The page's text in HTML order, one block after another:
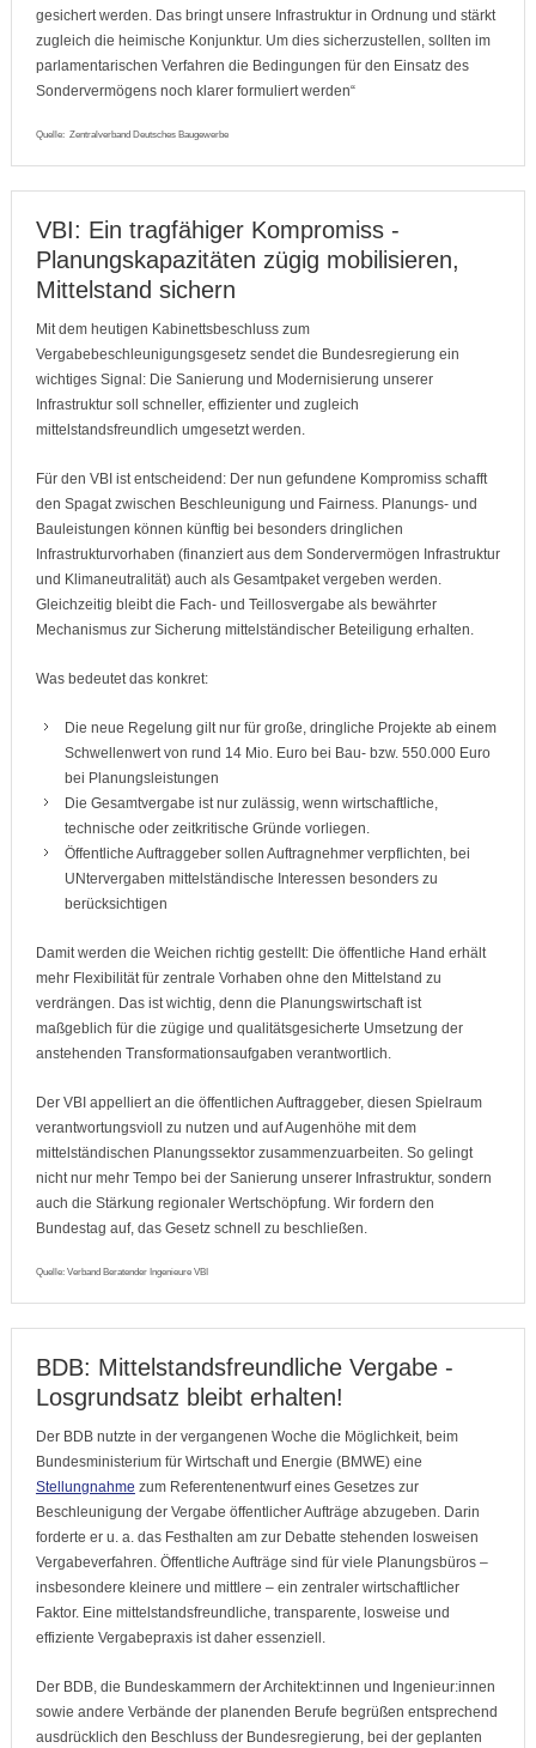
gesichert werden. Das bringt unsere Infrastruktur in Ordnung und stärkt
zugleich die heimische Konjunktur. Um dies sicherzustellen, sollten im
parlamentarischen Verfahren die Bedingungen für den Einsatz des
Sondervermögens noch klarer formuliert werden“
Quelle: Zentralverband Deutsches Baugewerbe
VBI: Ein tragfähiger Kompromiss -
Planungskapazitäten zügig mobilisieren,
Mittelstand sichern
Mit dem heutigen Kabinettsbeschluss zum
Vergabebeschleunigungsgesetz sendet die Bundesregierung ein
wichtiges Signal: Die Sanierung und Modernisierung unserer
Infrastruktur soll schneller, effizienter und zugleich
mittelstandsfreundlich umgesetzt werden.
Für den VBI ist entscheidend: Der nun gefundene Kompromiss schafft
den Spagat zwischen Beschleunigung und Fairness. Planungs- und
Bauleistungen können künftig bei besonders dringlichen
Infrastrukturvorhaben (finanziert aus dem Sondervermögen Infrastruktur
und Klimaneutralität) auch als Gesamtpaket vergeben werden.
Gleichzeitig bleibt die Fach- und Teillosvergabe als bewährter
Mechanismus zur Sicherung mittelständischer Beteiligung erhalten.
Was bedeutet das konkret:
Die neue Regelung gilt nur für große, dringliche Projekte ab einem
Schwellenwert von rund 14 Mio. Euro bei Bau- bzw. 550.000 Euro
bei Planungsleistungen
Die Gesamtvergabe ist nur zulässig, wenn wirtschaftliche,
technische oder zeitkritische Gründe vorliegen.
Öffentliche Auftraggeber sollen Auftragnehmer verpflichten, bei
UNtervergaben mittelständische Interessen besonders zu
berücksichtigen
Damit werden die Weichen richtig gestellt: Die öffentliche Hand erhält
mehr Flexibilität für zentrale Vorhaben ohne den Mittelstand zu
verdrängen. Das ist wichtig, denn die Planungswirtschaft ist
maßgeblich für die zügige und qualitätsgesicherte Umsetzung der
anstehenden Transformationsaufgaben verantwortlich.
Der VBI appelliert an die öffentlichen Auftraggeber, diesen Spielraum
verantwortungsvioll zu nutzen und auf Augenhöhe mit dem
mittelständischen Planungssektor zusammenzuarbeiten. So gelingt
nicht nur mehr Tempo bei der Sanierung unserer Infrastruktur, sondern
auch die Stärkung regionaler Wertschöpfung. Wir fordern den
Bundestag auf, das Gesetz schnell zu beschließen.
Quelle: Verband Beratender Ingenieure VBI
BDB: Mittelstandsfreundliche Vergabe -
Losgrundsatz bleibt erhalten!
Der BDB nutzte in der vergangenen Woche die Möglichkeit, beim
Bundesministerium für Wirtschaft und Energie (BMWE) eine
Stellungnahme zum Referentenentwurf eines Gesetzes zur
Beschleunigung der Vergabe öffentlicher Aufträge abzugeben. Darin
forderte er u. a. das Festhalten am zur Debatte stehenden losweisen
Vergabeverfahren. Öffentliche Aufträge sind für viele Planungsbüros –
insbesondere kleinere und mittlere – ein zentraler wirtschaftlicher
Faktor. Eine mittelstandsfreundliche, transparente, losweise und
effiziente Vergabepraxis ist daher essenziell.
Der BDB, die Bundeskammern der Architekt:innen und Ingenieur:innen
sowie andere Verbände der planenden Berufe begrüßen entsprechend
ausdrücklich den Beschluss der Bundesregierung, bei der geplanten